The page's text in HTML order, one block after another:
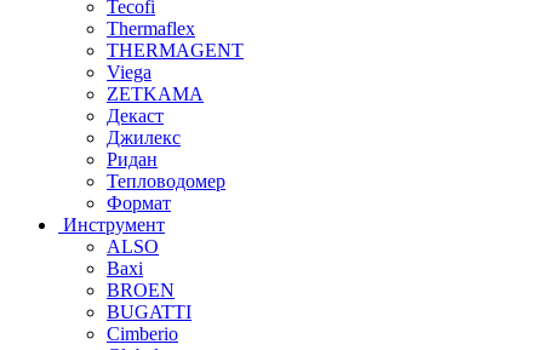
Tecofi
Thermaflex
THERMAGENT
Viega
ZETKAMA
Декаст
Джилекс
Ридан
Тепловодомер
Формат
Инструмент
ALSO
Baxi
BROEN
BUGATTI
Cimberio